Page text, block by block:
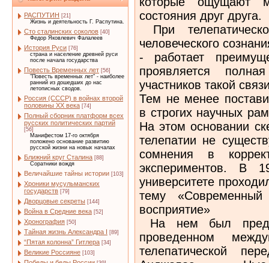
РАСПУТИН [21]
Жизнь и деятельность Г. Распутина.
Сто сталинских соколов [40]
Федор Яковлевич Фалалеев
История Руси [76]
страна и население древней руси
после начала государства
Повесть Временных лет [56]
"Повесть временных лет" - наиболее
ранний из дошедших до нас
летописных сводов.
Россия (СССР) в войнах второй
половины XX века [74]
Полный сборник платформ всех
русских политических партий
[56]
Манифестом 17-го октября
положено основание развитию
русской жизни на новых началах
Ближний круг Сталина [88]
Соратники вождя
Величайшие тайны истории [103]
Хроники мусульманских
государств [79]
Дворцовые секреты [144]
Война в Средние века [52]
Хронография [50]
Тайная жизнь Александра I [89]
“Пятая колонна” Гитлера [34]
Великие Россияне [103]
состояния друг друга.
При
человеческого
- работает
проявляется
участников такой
Тем не менее
в строгих научных
На этом основании
телепатии не
сомнения в
экспериментов. В
университете
тему «Современный
восприятие»
На нем был
проведенном
телепатической